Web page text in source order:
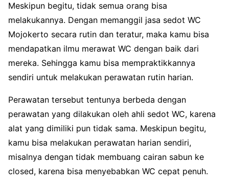
Meskipun begitu, tidak semua orang bisa
melakukannya. Dengan memanggil jasa sedot WC
Mojokerto secara rutin dan teratur, maka kamu bisa
mendapatkan ilmu merawat WC dengan baik dari
mereka. Sehingga kamu bisa mempraktikkannya
sendiri untuk melakukan perawatan rutin harian.
Perawatan tersebut tentunya berbeda dengan
perawatan yang dilakukan oleh ahli sedot WC, karena
alat yang dimiliki pun tidak sama. Meskipun begitu,
kamu bisa melakukan perawatan harian sendiri,
misalnya dengan tidak membuang cairan sabun ke
closed, karena bisa menyebabkan WC cepat penuh.